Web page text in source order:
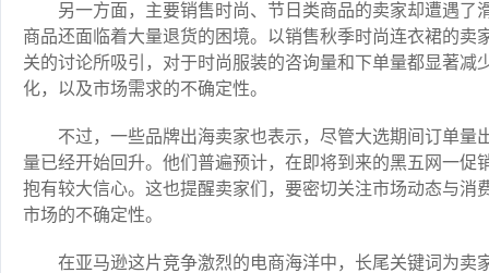
另一方面，主要销售时尚、节日类商品的卖家却遭遇
商品还面临着大量退货的困境。以销售秋季时尚连衣裙的
关的讨论所吸引，对于时尚服装的咨询量和下单量都显著
化，以及市场需求的不确定性。
不过，一些品牌出海卖家也表示，尽管大选期间订单
量已经开始回升。他们普遍预计，在即将到来的黑五网一
抱有较大信心。这也提醒卖家们，要密切关注市场动态与
市场的不确定性。
在亚马逊这片竞争激烈的电商海洋中，长尾关键词为